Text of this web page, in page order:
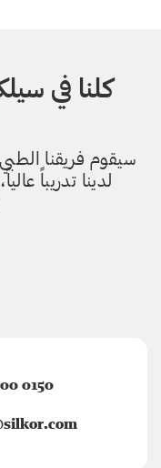
كلنا في
سيقوم فريقنا
لدينا تدريباً
0150